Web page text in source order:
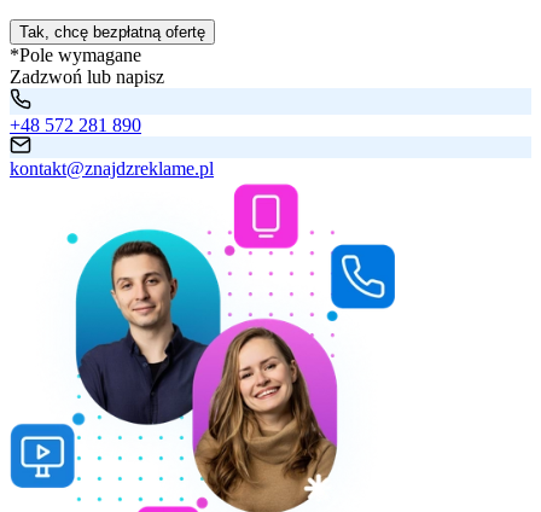
Tak, chcę bezpłatną ofertę
*Pole wymagane
Zadzwoń lub napisz
+48 572 281 890
kontakt@znajdzreklame.pl